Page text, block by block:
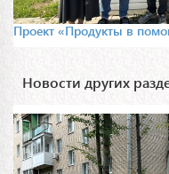
Проект «Продукты в
Новости других